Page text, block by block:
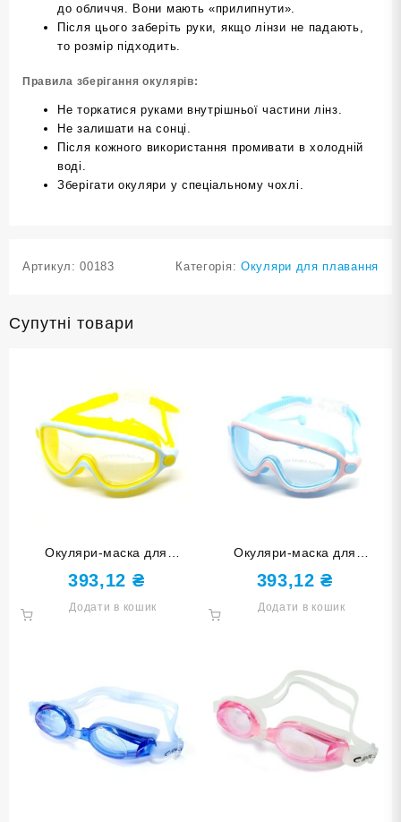
до обличчя. Вони мають «прилипнути».
Після цього заберіть руки, якщо лінзи не падають,
то розмір підходить.
Правила зберігання окулярів:
Не торкатися руками внутрішньої частини лінз.
Не залишати на сонці.
Після кожного використання промивати в холодній
воді.
Зберігати окуляри у спеціальному чохлі.
Артикул:00183 Категорія: Окуляри для плавання
Супутні товари
Окуляри-маска для
плавання CONQUEST BL-
2102-ЖС жовто-сині
393,12 ₴
Додати в кошик
Окуляри-маска для
плавання CONQUEST BL-
2102-СР синьо-рожеві
393,12₴
Додати в кошик